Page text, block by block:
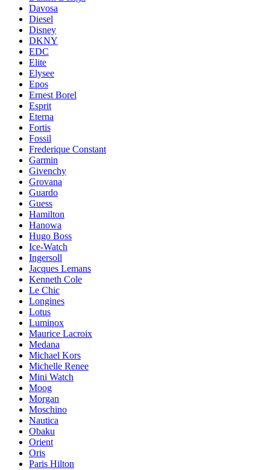
Davosa
Diesel
Disney
DKNY
EDC
Elite
Elysee
Epos
Ernest Borel
Esprit
Eterna
Fortis
Fossil
Frederique Constant
Garmin
Givenchy
Grovana
Guardo
Guess
Hamilton
Hanowa
Hugo Boss
Ice-Watch
Ingersoll
Jacques Lemans
Kenneth Cole
Le Chic
Longines
Lotus
Luminox
Maurice Lacroix
Medana
Michael Kors
Michelle Renee
Mini Watch
Moog
Morgan
Moschino
Nautica
Obaku
Orient
Oris
Paris Hilton